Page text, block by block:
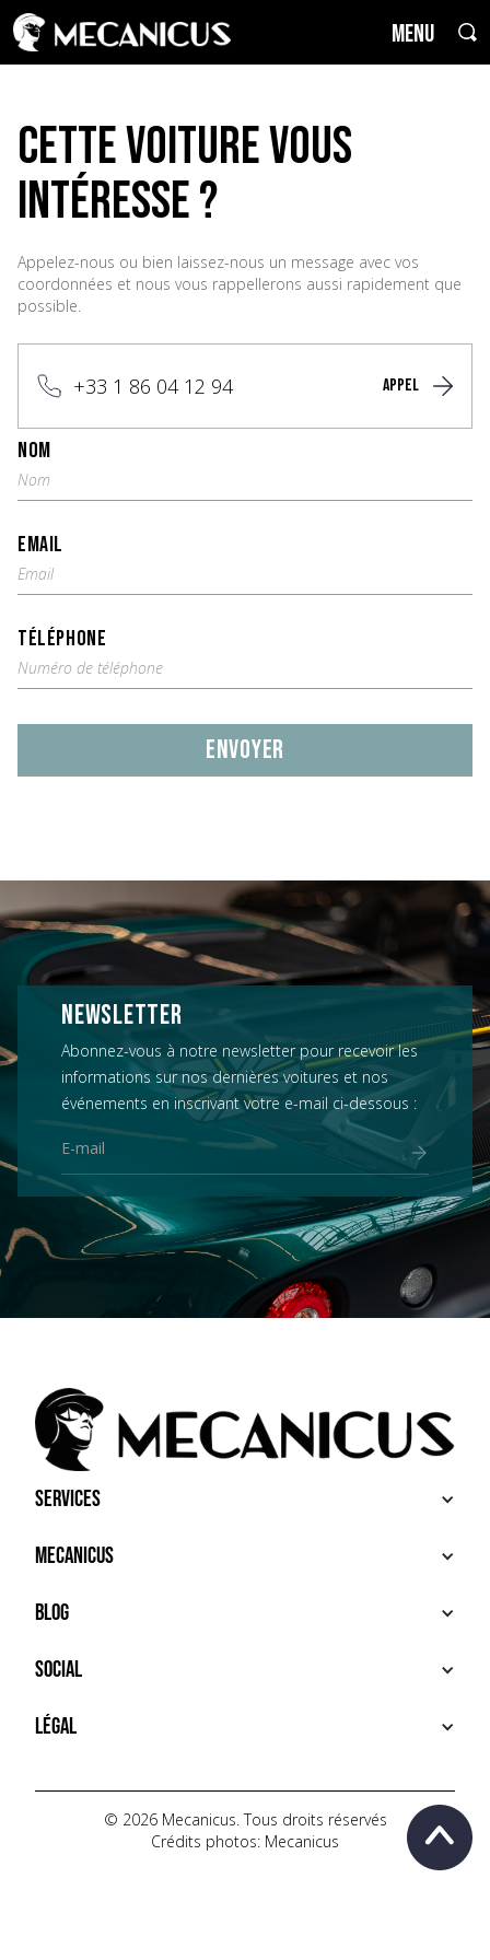
MENU
cette voiture vous
intéresse ?
Appelez-nous ou bien laissez-nous un message avec vos
coordonnées et nous vous rappellerons aussi rapidement que
possible.
+33 1 86 04 12 94 APPEL
NOM
EMAIL
TÉLÉPHONE
NEWSLETTER
Abonnez-vous à notre newsletter pour recevoir les
informations sur nos dernières voitures et nos
événements en inscrivant votre e-mail ci-dessous :
Services
ACHETER
VENDRE
SERVICES PREMIUM
Mecanicus
À PROPOS
HOUSE MECANICUS
CONTACT
Blog
NEWS
VIDÉOS
AUTOPÉDIA
Social
INSTAGRAM
TIKTOK
YOUTUBE
Légal
POLITIQUE DE CONFIDENTIALITÉ
© 2026 Mecanicus. Tous droits réservés
Crédits photos: Mecanicus